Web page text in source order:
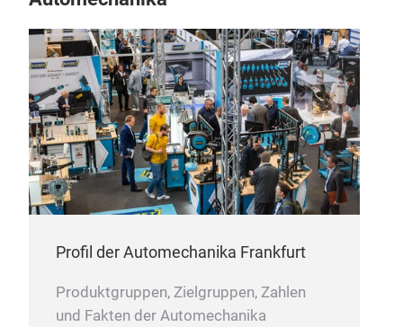
Profil der Automechanika Frankfurt
Produktgruppen, Zielgruppen, Zahlen
und Fakten der Automechanika